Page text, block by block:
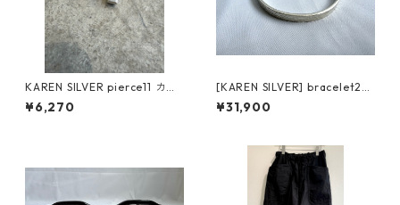
KAREN SILVER pierce11 カレ
ンシルバー ピアス
¥6,270
[KAREN SILVER] bracelet23
カレンシルバー ブレスレット
¥31,900